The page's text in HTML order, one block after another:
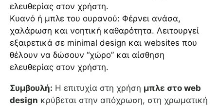
Κυανό ή μπλε του ουρανού: Φέρνει ανάσα,
χαλάρωση και νοητική καθαρότητα. Λειτουργεί
εξαιρετικά σε minimal design και websites που
θέλουν να δώσουν “χώρο” και αίσθηση
ελευθερίας στον χρήστη.
Συμβουλή: Η επιτυχία στη χρήση μπλε στο web
design κρύβεται στην απόχρωση, στη χρωματική